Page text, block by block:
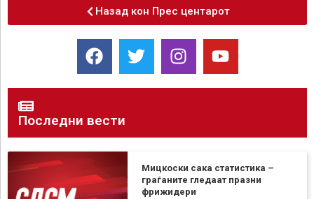
Назад кон Прес центарот
Последни вести
Мицкоски сака статистика –
граѓаните гледаат празни
фрижидери